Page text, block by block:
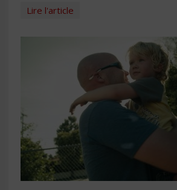
Lire l'article